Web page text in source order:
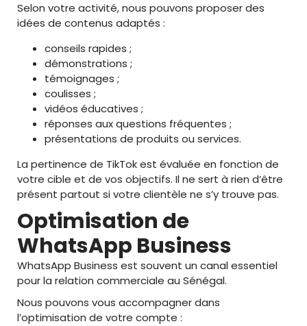
Selon votre activité, nous pouvons proposer des
idées de contenus adaptés :
conseils rapides ;
démonstrations ;
témoignages ;
coulisses ;
vidéos éducatives ;
réponses aux questions fréquentes ;
présentations de produits ou services.
La pertinence de TikTok est évaluée en fonction de
votre cible et de vos objectifs. Il ne sert à rien d’être
présent partout si votre clientèle ne s’y trouve pas.
Optimisation de
WhatsApp Business
WhatsApp Business est souvent un canal essentiel
pour la relation commerciale au Sénégal.
Nous pouvons vous accompagner dans
l’optimisation de votre compte :